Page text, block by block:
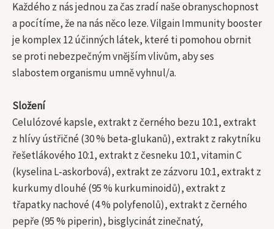
Každého z nás jednou za čas zradí naše obranyschopnost
a pocítíme, že na nás něco leze. Vilgain Immunity booster
je komplex 12 účinných látek, které ti pomohou obrnit
se proti nebezpečným vnějším vlivům, aby ses
slabostem organismu umně vyhnul/a.
Složení
Celulózové kapsle, extrakt z černého bezu 10:1, extrakt
z hlívy ústřičné (30 % beta‑glukanů), extrakt z rakytníku
řešetlákového 10:1, extrakt z česneku 10:1, vitamin C
(kyselina L‑askorbová), extrakt ze zázvoru 10:1, extrakt z
kurkumy dlouhé (95 % kurkuminoidů), extrakt z
třapatky nachové (4 % polyfenolů), extrakt z černého
pepře (95 % piperin), bisglycinát zinečnatý,